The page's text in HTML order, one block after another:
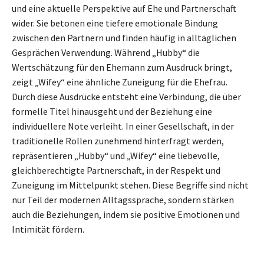
und eine aktuelle Perspektive auf Ehe und Partnerschaft
wider. Sie betonen eine tiefere emotionale Bindung
zwischen den Partnern und finden häufig in alltäglichen
Gesprächen Verwendung. Während „Hubby“ die
Wertschätzung für den Ehemann zum Ausdruck bringt,
zeigt „Wifey“ eine ähnliche Zuneigung für die Ehefrau.
Durch diese Ausdrücke entsteht eine Verbindung, die über
formelle Titel hinausgeht und der Beziehung eine
individuellere Note verleiht. In einer Gesellschaft, in der
traditionelle Rollen zunehmend hinterfragt werden,
repräsentieren „Hubby“ und „Wifey“ eine liebevolle,
gleichberechtigte Partnerschaft, in der Respekt und
Zuneigung im Mittelpunkt stehen. Diese Begriffe sind nicht
nur Teil der modernen Alltagssprache, sondern stärken
auch die Beziehungen, indem sie positive Emotionen und
Intimität fördern.